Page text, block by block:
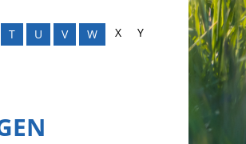
T U V W X
Y